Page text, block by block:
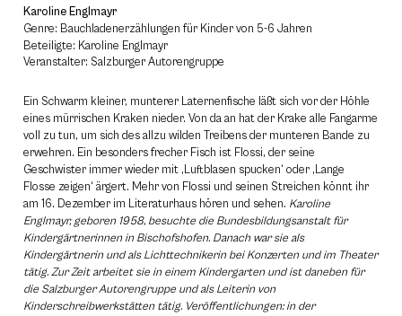
Karoline Englmayr
Genre: Bauchladenerzählungen für Kinder von 5-6 Jahren
Beteiligte: Karoline Englmayr
Veranstalter: Salzburger Autorengruppe
Ein Schwarm kleiner, munterer Laternenfische läßt sich vor der Höhle
eines mürrischen Kraken nieder. Von da an hat der Krake alle Fangarme
voll zu tun, um sich des allzu wilden Treibens der munteren Bande zu
erwehren. Ein besonders frecher Fisch ist Flossi, der seine
Geschwister immer wieder mit ‚Luftblasen spucken‘ oder ‚Lange
Flosse zeigen‘ ärgert. Mehr von Flossi und seinen Streichen könnt ihr
am 16. Dezember im Literaturhaus hören und sehen. Karoline
Englmayr, geboren 1958, besuchte die Bundesbildungsanstalt für
Kindergärtnerinnen in Bischofshofen. Danach war sie als
Kindergärtnerin und als Lichttechnikerin bei Konzerten und im Theater
tätig. Zur Zeit arbeitet sie in einem Kindergarten und ist daneben für
die Salzburger Autorengruppe und als Leiterin von
Kinderschreibwerkstätten tätig. Veröffentlichungen: in der